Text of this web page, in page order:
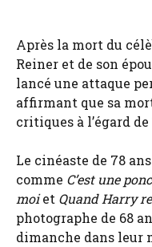
Après la mort du
Reiner et de son
lancé une attaque
affirmant que sa
critiques à l’égard
Le cinéaste de 78
comme C’est une
moiet Quand Harry
photographe de 68
dimanche dans leur